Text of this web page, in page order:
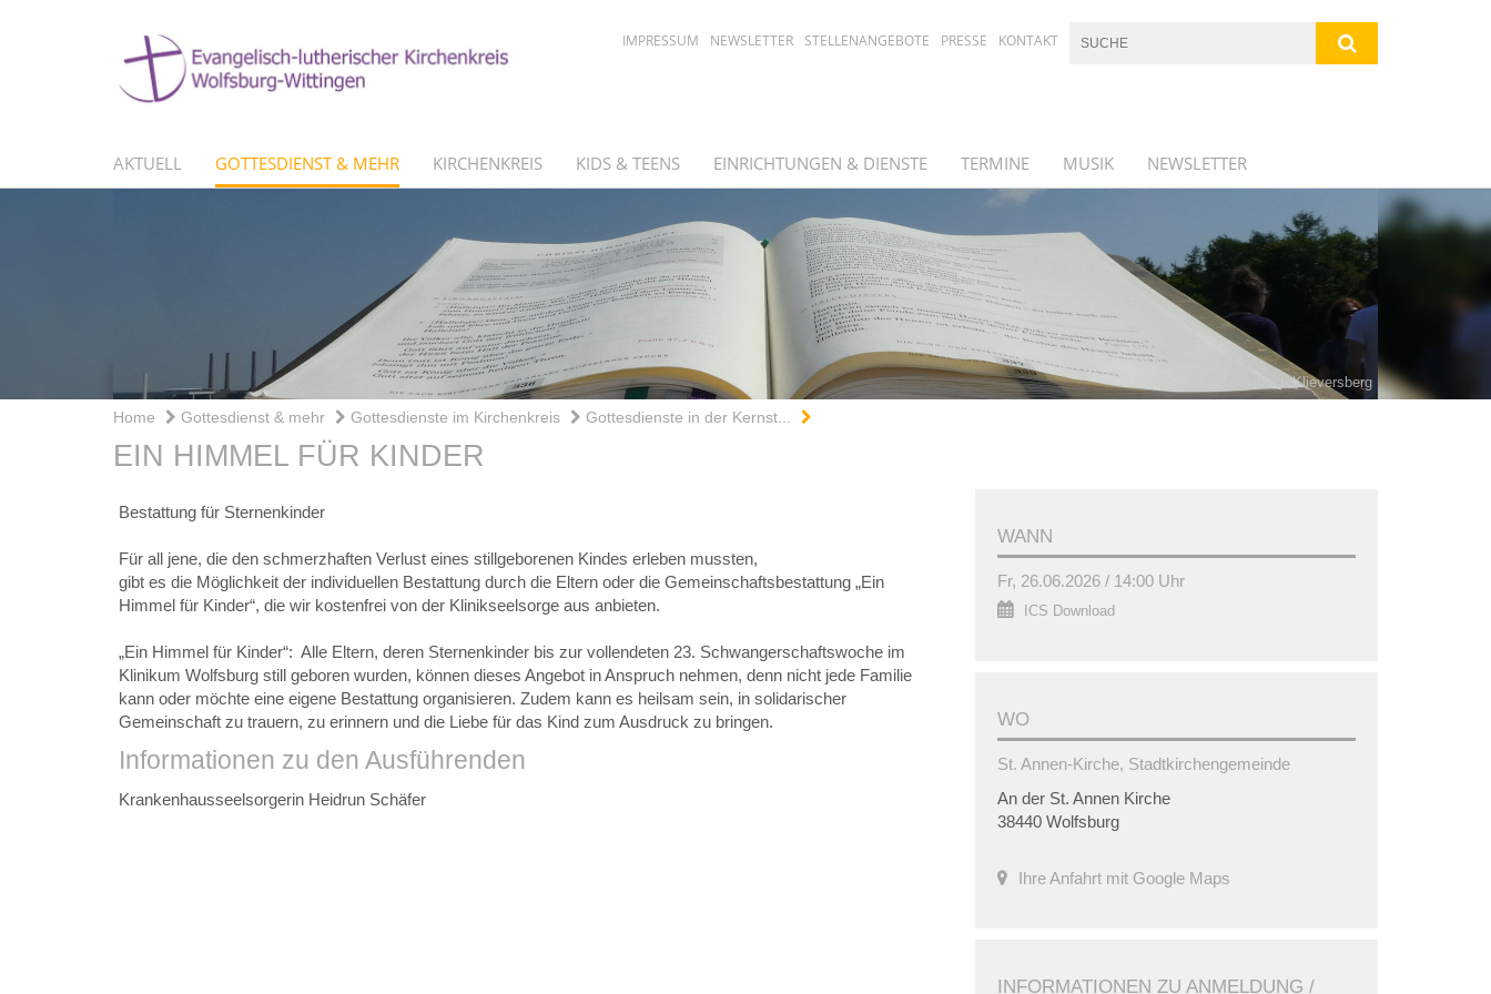
IMPRESSUM NEWSLETTER STELLENANGEBOTE PRESSE KONTAKT
AKTUELL GOTTESDIENST & MEHR KIRCHENKREIS KIDS & TEENS EINRICHTUNGEN & DIENSTE TERMINE MUSIK NEWSLETTER
Gottesdienstbuch Klieversberg
Home Gottesdienst & mehr Gottesdienste im Kirchenkreis Gottesdienste in der Kernst...
EIN HIMMEL FÜR KINDER
Bestattung für Sternenkinder
Für all jene, die den schmerzhaften Verlust eines stillgeborenen Kindes erleben mussten,
gibt es die Möglichkeit der individuellen Bestattung durch die Eltern oder die Gemeinschaftsbestattung „Ein
Himmel für Kinder“, die wir kostenfrei von der Klinikseelsorge aus anbieten.
„Ein Himmel für Kinder“: Alle Eltern, deren Sternenkinder bis zur vollendeten 23. Schwangerschaftswoche im
Klinikum Wolfsburg still geboren wurden, können dieses Angebot in Anspruch nehmen, denn nicht jede Familie
kann oder möchte eine eigene Bestattung organisieren. Zudem kann es heilsam sein, in solidarischer
Gemeinschaft zu trauern, zu erinnern und die Liebe für das Kind zum Ausdruck zu bringen.
Informationen zu den Ausführenden
Krankenhausseelsorgerin Heidrun Schäfer
WANN
Fr, 26.06.2026 / 14:00 Uhr
ICS Download
WO
St. Annen-Kirche, Stadtkirchengemeinde
An der St. Annen Kirche
38440 Wolfsburg
Ihre Anfahrt mit Google Maps
INFORMATIONEN ZU ANMELDUNG /